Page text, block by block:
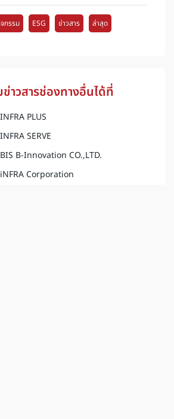
กรรม ESG ข่าวสาร ล่าสุด
าวสารช่องทางอื่นได้ที่
INFRA PLUS
INFRA SERVE
BIS B-Innovation CO.,LTD.
iNFRA Corporation